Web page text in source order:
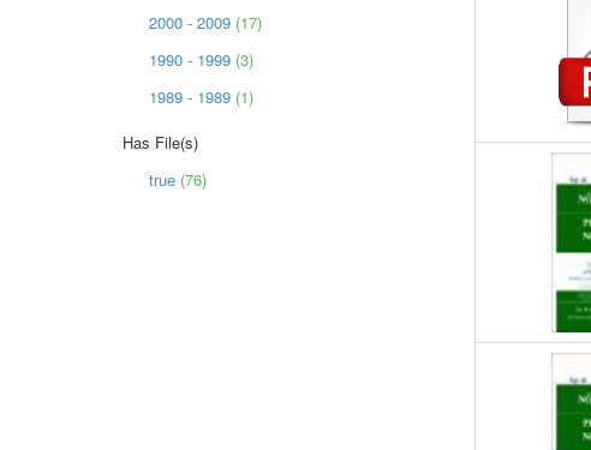
2000 - 2009 (17)
1990 - 1999 (3)
1989 - 1989 (1)
Has File(s)
true (76)